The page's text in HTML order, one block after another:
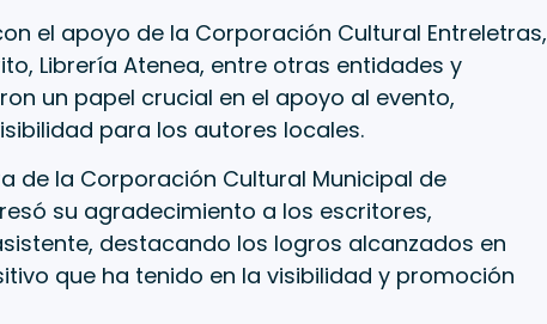
el apoyo de la Corporación Cultural Entreletras,
Librería Atenea, entre otras entidades y
un papel crucial en el apoyo al evento,
para los autores locales.
de la Corporación Cultural Municipal de
su agradecimiento a los escritores,
destacando los logros alcanzados en
que ha tenido en la visibilidad y promoción